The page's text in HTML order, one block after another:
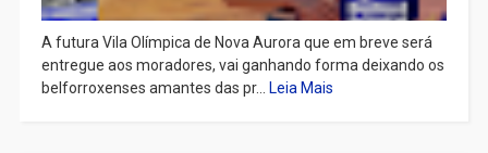
A futura Vila Olímpica de Nova Aurora que em breve será
entregue aos moradores, vai ganhando forma deixando os
belforroxenses amantes das pr... Leia Mais